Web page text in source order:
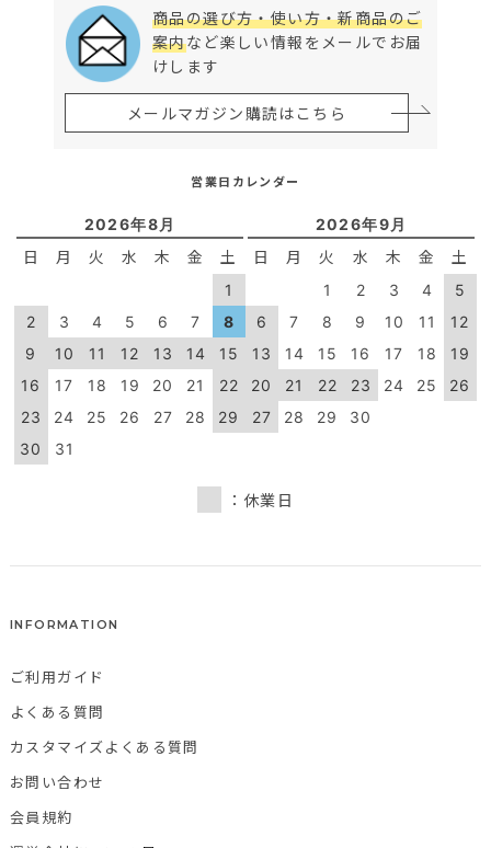
商品の選び方・使い方・新商品のご
案内など楽しい情報をメールでお届
けします
メールマガジン購読はこちら
営業日カレンダー
2026年8月
日 月 火 水 木 金 土
1
2
3 4 5 6 7
8
9
10 11 12 13 14
15
16
17 18 19 20 21
22
23
24 25 26 27 28
29
30
31
2026年9月
日 月 火 水 木 金 土
1 2 3 4
5
6
7 8 9 10 11
12
13
14 15 16 17 18
19
20
21 22 23 24 25
26
27
28 29 30
：休業日
INFORMATION
ご利用ガイド
よくある質問
カスタマイズよくある質問
お問い合わせ
会員規約